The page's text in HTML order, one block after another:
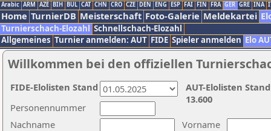
Arabic ARM AZE BIH BUL CAT CHN CRO CZE DEN ENG ESP FAI FIN FRA GER GRE INA
Home TurnierDB Meisterschaft Foto-Galerie Meldekartei
Turnierschach-Elozahl Schnellschach-Elozahl
Allgemeines Turnier anmelden: AUT FIDE Spieler anmelden Elo
Willkommen bei den offiziellen
Nachname
Vorname
Personennummer
AUT-Elolisten
13.600
FIDE-Elolisten Stand